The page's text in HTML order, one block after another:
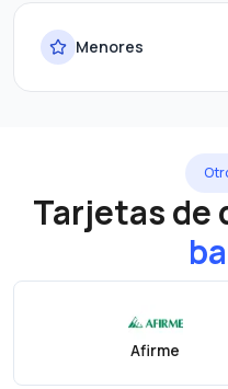
Menores
Tarjetas de
Afirme